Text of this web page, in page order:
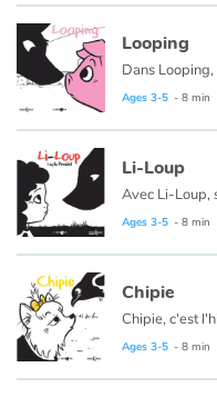
Learn french with
French book lists for
Reading for children
Activities and workshops
Dyslexia and reading
Looping
Ages 3-5 - 8 min
Li-Loup
Ages 3-5 - 8 min
Chipie
Ages 3-5 - 8 min